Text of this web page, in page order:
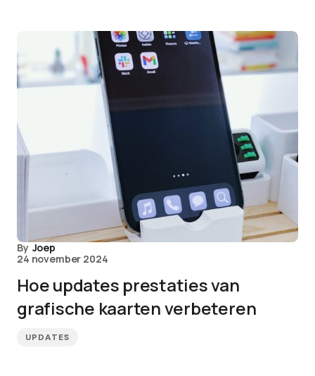
By Joep
24 november 2024
Hoe updates prestaties van
grafische kaarten verbeteren
UPDATES